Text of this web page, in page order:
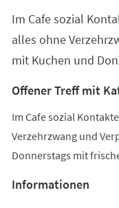
Im Cafe sozial
alles ohne
mit Kuchen und
Offener Treff mit
Im Cafe sozial
Verzehrzwang und
Donnerstags mit
Informationen